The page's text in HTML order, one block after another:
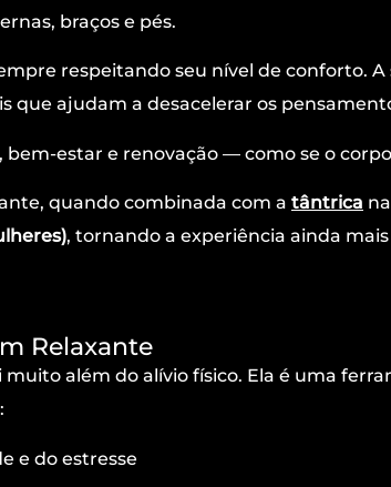
braços e pés.
respeitando seu nível de conforto.
que ajudam a desacelerar os
bem-estar e renovação — como se o
quando combinada com a tântrica
, tornando a experiência ainda
Relaxante
além do alívio físico. Ela é uma
e do estresse